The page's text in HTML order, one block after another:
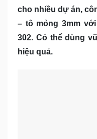
cho nhiều dự án,
– tô mỏng 3mm
302. Có thể dùng
hiệu quả.